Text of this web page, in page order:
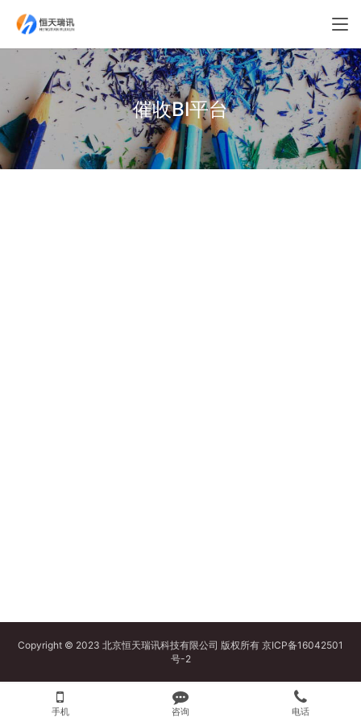
催收BI平台
Copyright © 2023 北京恒天瑞讯科技有限公司 版权所有 京ICP备16042501
号-2
手机 咨询 电话